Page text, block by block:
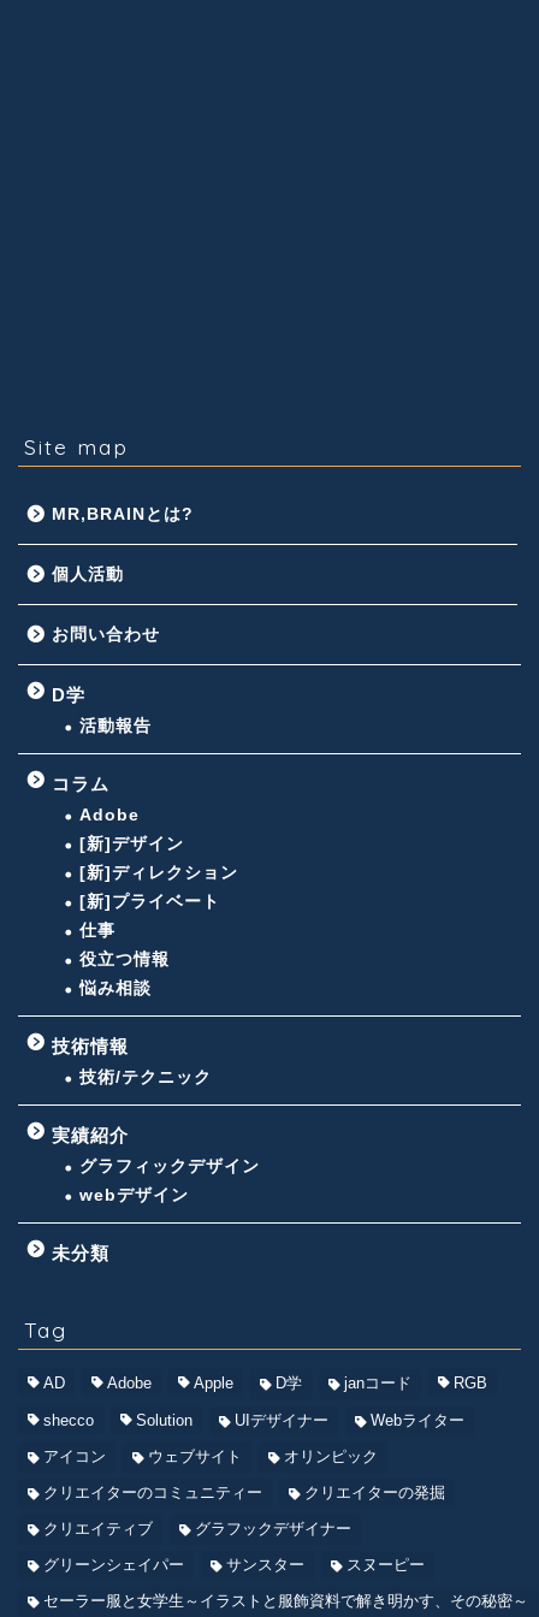
Site map
MR,BRAINとは?
個人活動
お問い合わせ
D学
活動報告
コラム
Adobe
[新]デザイン
[新]ディレクション
[新]プライベート
仕事
役立つ情報
悩み相談
技術情報
技術/テクニック
実績紹介
グラフィックデザイン
webデザイン
未分類
Tag
AD Adobe Apple D学 janコード RGB
shecco Solution UIデザイナー
Webライター
アイコン
ウェブサイト
オリンピック
クリエイターのコミュニティー
クリエイターの発掘
クリエイティブ
グラフックデザイナー
グリーンシェイパー
サンスター
スヌーピー
セーラー服と女学生～イラストと服飾資料で解き明かす、その秘密～